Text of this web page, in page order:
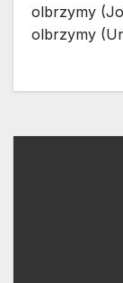
olbrzymy
olbrzymy